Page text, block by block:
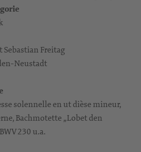
Freitag
Neustadt
solennelle en ut dièse mineur,
Bachmotette „Lobet den
230 u.a.